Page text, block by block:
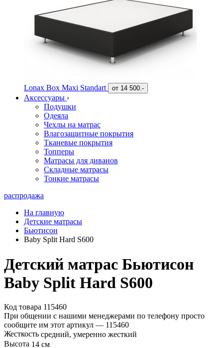
Lonax Box Maxi Standart от 14 500.-
Аксессуары ›
Подушки
Одеяла
Чехлы на матрас
Влагозащитные покрытия
Тканевые покрытия
Топперы
Матрасы для диванов
Складные матрасы
Тонкие матрасы
распродажа
На главную
Детские матрасы
Бьютисон
Baby Split Hard S600
Детский матрас Бьютисон
Baby Split Hard S600
Код товара 115460
При общении с нашими менеджерами по телефону просто
сообщите им этот артикул — 115460
Жесткость средний, умеренно жесткий
Высота 14 см